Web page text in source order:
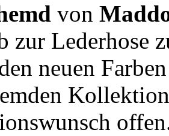
von
zur Lederhose
neuen